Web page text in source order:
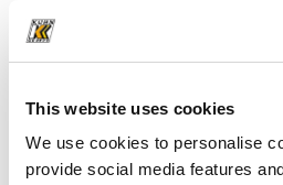
This website uses cookies
We use cookies to personalise
provide social media features
Educația este fundamentul
investim în viitorul României.